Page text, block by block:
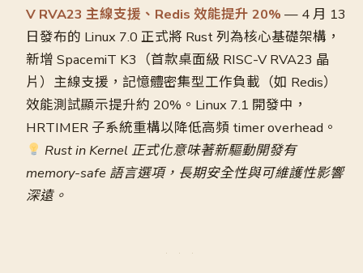
V RVA23 主線支援、Redis 效能提升 20% — 4 月 13
日發布的 Linux 7.0 正式將 Rust 列為核心基礎架構，
新增 SpacemiT K3（首款桌面級 RISC-V RVA23 晶
片）主線支援，記憶體密集型工作負載（如 Redis）
效能測試顯示提升約 20%。Linux 7.1 開發中，
HRTIMER 子系統重構以降低高頻 timer overhead。
Rust in Kernel 正式化意味著新驅動開發有
memory-safe 語言選項，長期安全性與可維護性影響
深遠。